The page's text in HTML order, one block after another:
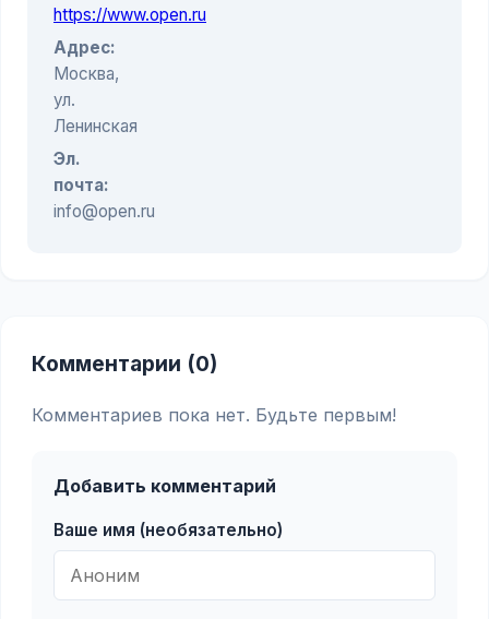
https://www.open.ru
Адрес:
Москва,
ул.
Ленинская
Эл.
почта:
info@open.ru
Комментарии (0)
Комментариев пока нет. Будьте первым!
Добавить комментарий
Ваше имя (необязательно)